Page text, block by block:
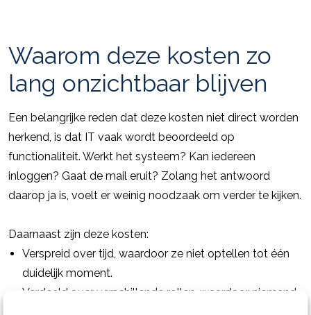
Waarom deze kosten zo
lang onzichtbaar blijven
Een belangrijke reden dat deze kosten niet direct worden
herkend, is dat IT vaak wordt beoordeeld op
functionaliteit. Werkt het systeem? Kan iedereen
inloggen? Gaat de mail eruit? Zolang het antwoord
daarop ja is, voelt er weinig noodzaak om verder te kijken.
Daarnaast zijn deze kosten:
Verspreid over tijd, waardoor ze niet optellen tot één
duidelijk moment.
Verdeeld over verschillende rollen, waardoor niemand